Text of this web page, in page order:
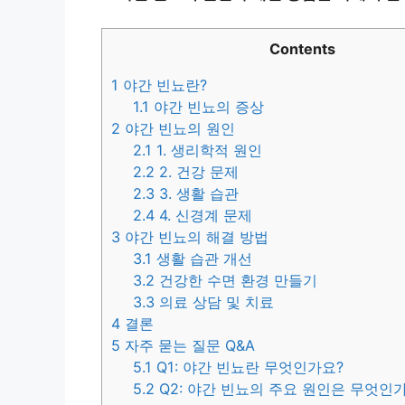
Contents
1 야간 빈뇨란?
1.1 야간 빈뇨의 증상
2 야간 빈뇨의 원인
2.1 1. 생리학적 원인
2.2 2. 건강 문제
2.3 3. 생활 습관
2.4 4. 신경계 문제
3 야간 빈뇨의 해결 방법
3.1 생활 습관 개선
3.2 건강한 수면 환경 만들기
3.3 의료 상담 및 치료
4 결론
5 자주 묻는 질문 Q&A
5.1 Q1: 야간 빈뇨란 무엇인가요?
5.2 Q2: 야간 빈뇨의 주요 원인은 무엇인